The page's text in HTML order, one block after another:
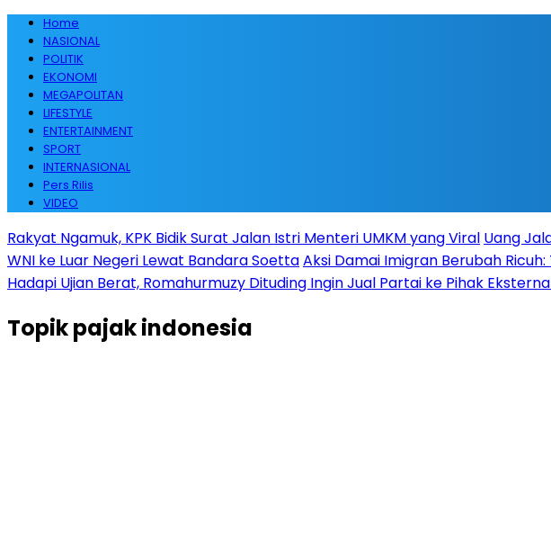
Home
NASIONAL
POLITIK
EKONOMI
MEGAPOLITAN
LIFESTYLE
ENTERTAINMENT
SPORT
INTERNASIONAL
Pers Rilis
VIDEO
Rakyat Ngamuk, KPK Bidik Surat Jalan Istri Menteri UMKM yang Viral Uang
WNI ke Luar Negeri Lewat Bandara SoettaAksi Damai Imigran Berubah
Hadapi Ujian Berat, Romahurmuzy Dituding Ingin Jual Partai ke Pihak
Topikpajak indonesia